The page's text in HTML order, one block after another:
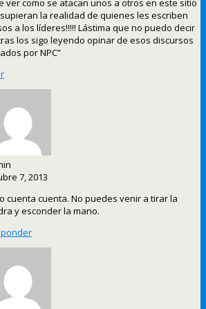
ver como se atacan unos a otros en este sitio
la realidad de quienes les escriben
a los líderes!!!!! Lástima que no puedo decir
los sigo leyendo opinar de esos discursos
por NPC”
7, 2013
cuenta cuenta. No puedes venir a tirar la
y esconder la mano.